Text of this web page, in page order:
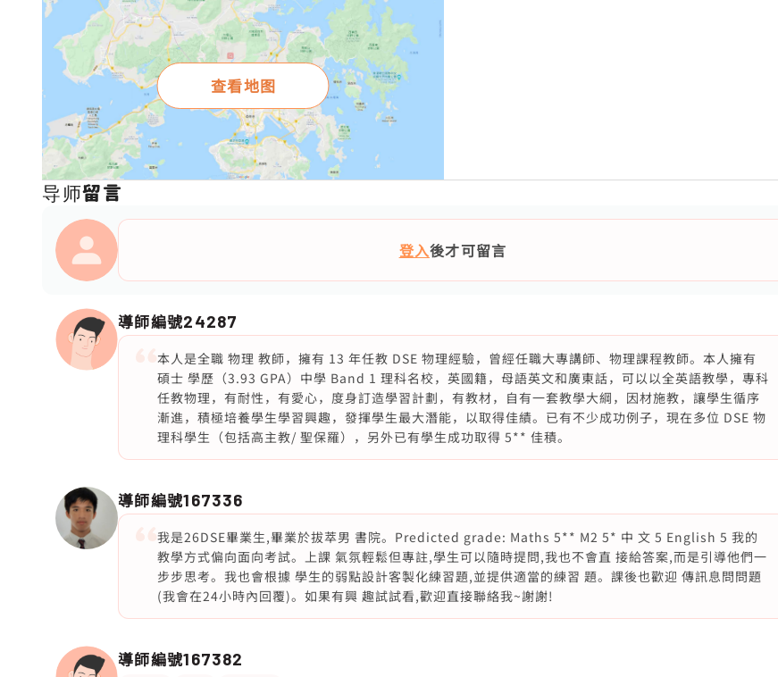
查看地图
导师留言
登入後才可留言
導師編號24287
本人是全職 物理 教師，擁有 13 年任教 DSE 物理經驗，曾經任職大專講師、物理課程教師。本人擁有
碩士 學歷（3.93 GPA）中學 Band 1 理科名校，英國籍，母語英文和廣東話，可以以全英語教學，專科
任教物理，有耐性，有愛心，度身訂造學習計劃，有教材，自有一套教學大綱，因材施教，讓學生循序
漸進，積極培養學生學習興趣，發揮學生最大潛能，以取得佳績。已有不少成功例子，現在多位 DSE 物
理科學生（包括高主教/ 聖保羅），另外已有學生成功取得 5** 佳積。
導師編號167336
我是26DSE畢業生,畢業於拔萃男 書院。Predicted grade: Maths 5** M2 5* 中 文 5 English 5 我的
教學方式偏向面向考試。上課 氣氛輕鬆但專註,學生可以隨時提問,我也不會直 接給答案,而是引導他們一
步步思考。我也會根據 學生的弱點設計客製化練習題,並提供適當的練習 題。課後也歡迎 傳訊息問問題
(我會在24小時內回覆)。如果有興 趣試試看,歡迎直接聯絡我~謝謝!
導師編號167382